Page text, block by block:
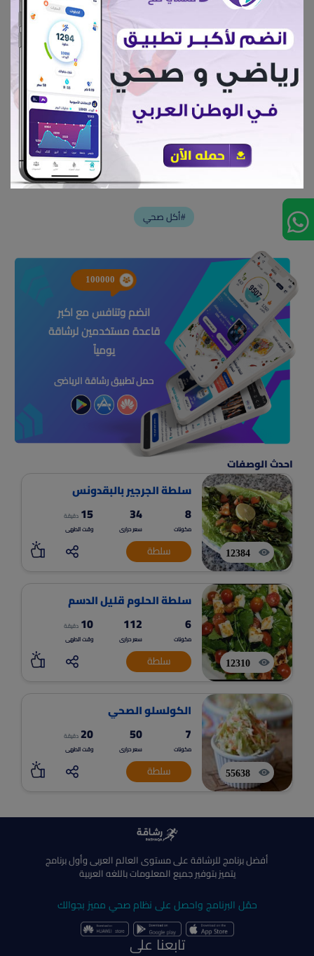
الجيد وبالتالي المساهمة في تعزيز صحة القلب والشرايين.
يصلح لمرضي السكر والقلب ولا يصلح لمرضي الضغط
السعرات لكل 100 جرام من هذا الخليط = 114 سعر.
أكل صحي#
100000
انضم وتنافس مع اكبر
قاعدة مستخدمين لرشاقة
يومياً
حمل تطبيق رشاقة الرياضى
احدث الوصفات
12384
سلطة الجرجير بالبقدونس
8
مكونات
34
سعر حرارى
15 دقيقة
وقت الطهى
سلطة
12310
سلطة الحلوم قليل الدسم
6
مكونات
112
سعر حرارى
10 دقيقة
وقت الطهى
سلطة
55638
الكولسلو الصحي
7
مكونات
50
سعر حرارى
20 دقيقة
وقت الطهى
سلطة
أفضل برنامج للرشاقة على مستوى العالم العربى وأول برنامج
يتميز بتوفير جميع المعلومات باللغه العربية
حمّل البرنامج واحصل على نظام صحي مميز بجوالك
تابعنا على